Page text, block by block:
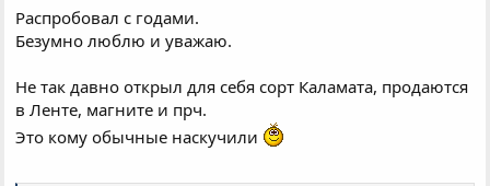
Распробовал с годами.
Безумно люблю и уважаю.
Не так давно открыл для себя сорт Каламата, продаются
в Ленте, магните и прч.
Это кому обычные наскучили